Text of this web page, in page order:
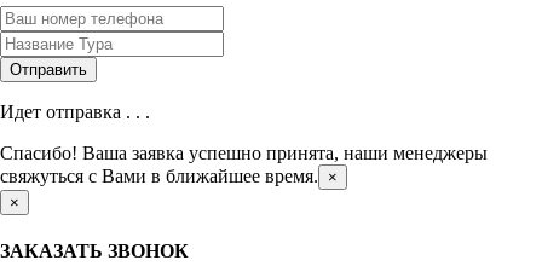
Идет отправка . . .
Спасибо! Ваша заявка успешно принята, наши менеджеры
свяжуться с Вами в ближайшее время.
×
×
ЗАКАЗАТЬ ЗВОНОК